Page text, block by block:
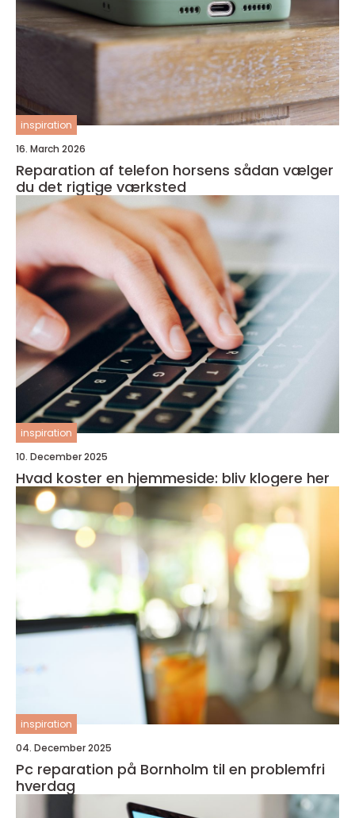
inspiration
16. March 2026
Reparation af telefon horsens sådan vælger
du det rigtige værksted
inspiration
10. December 2025
Hvad koster en hjemmeside: bliv klogere her
inspiration
04. December 2025
Pc reparation på Bornholm til en problemfri
hverdag